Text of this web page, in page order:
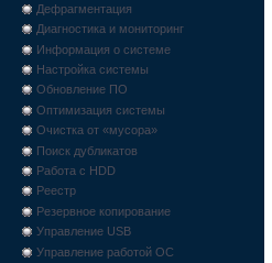
Дефрагментация
Диагностика и мониторинг
Информация о системе
Настройка системы
Обновление ПО
Оптимизация системы
Очистка от «мусора»
Поиск дубликатов
Работа с HDD
Реестр
Резервное копирование
Управление USB
Управление работой ОС